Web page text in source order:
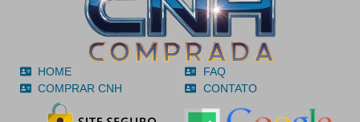
HOME
COMPRAR CNH
FAQ
CONTATO